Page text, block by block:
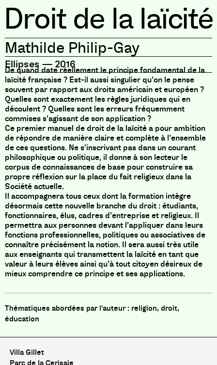
Droit de la laïcité
Mathilde Philip-Gay
Ellipses — 2016
De quand date réellement le principe fondamental de la
laïcité française ? Est-il aussi singulier qu’on le pense
souvent par rapport aux droits américain et européen ?
Quelles sont exactement les règles juridiques qui en
découlent ? Quelles sont les erreurs fréquemment
commises s’agissant de son application ?
Ce premier manuel de droit de la laïcité a pour ambition
de répondre de manière claire et complète à l’ensemble
de ces questions. Ne s’inscrivant pas dans un courant
philosophique ou politique, il donne à son lecteur le
corpus de connaissances de base pour construire sa
propre réflexion sur la place du fait religieux dans la
Société actuelle.
Il accompagnera tous ceux dont la formation intègre
désormais cette nouvelle branche du droit : étudiants,
fonctionnaires, élus, cadres d’entreprise et religieux. Il
permettra aux personnes devant l’appliquer dans leurs
fonctions professionnelles, politiques ou associatives de
connaître précisément la notion. Il sera aussi très utile
aux enseignants qui transmettent la laïcité en tant que
valeur à leurs élèves ainsi qu’à tout citoyen désireux de
mieux comprendre ce principe et ses applications.
religion, droit,
éducation
Villa Gillet